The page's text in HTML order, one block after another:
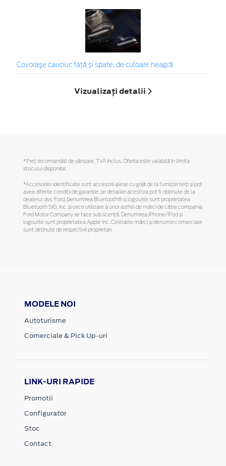
Covoraşe cauciuc față și spate, de culoare neagră
Vizualizați detalii
*Preţ recomandat de vânzare, TVA inclus. Oferta este valabilă în limita
stocului disponibil.
*Accesoriile identificate sunt accesorii alese cu grijă de la furnizori terți și pot
avea diferite condiții de garanție, iar detaliile acestora pot fi obținute de la
dealerul dvs. Ford. Denumirea Bluetooth® și logourile sunt proprietatea
Bluetooth SIG, Inc. și orice utilizare a unor astfel de mărci de către compania
Ford Motor Company se face sub licență. Denumirea iPhone/iPod și
logourile sunt proprietatea Apple Inc. Celelalte mărci și denumiri comerciale
sunt deținute de respectivii proprietari.
MODELE NOI
Autoturisme
Comerciale & Pick Up-uri
LINK-URI RAPIDE
Promotii
Configurator
Stoc
Contact